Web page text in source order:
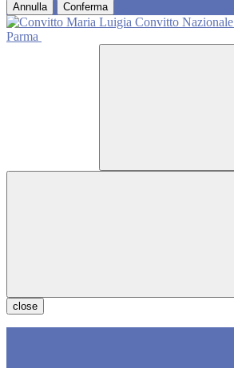
Annulla Conferma
Convitto Nazionale
Parma
close